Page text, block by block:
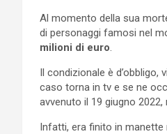
Al momento della sua
di personaggi famosi nel
milioni di euro
Il condizionale è d’obbligo,
caso torna in tv e se ne
avvenuto il 19 giugno
Infatti, era finito in manette